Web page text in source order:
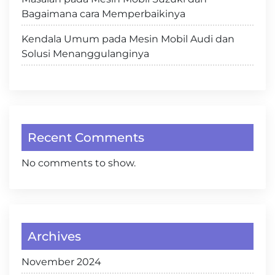
Bagaimana cara Memperbaikinya
Kendala Umum pada Mesin Mobil Audi dan
Solusi Menanggulanginya
Recent Comments
No comments to show.
Archives
November 2024